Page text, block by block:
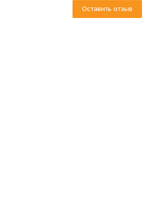
Оставить отзыв